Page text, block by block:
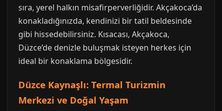
sıra, yerel halkın misafirperverliğidir. Akçakoca’da
konakladığınızda, kendinizi bir tatil beldesinde
gibi hissedebilirsiniz. Kısacası, Akçakoca,
Düzce’de denizle buluşmak isteyen herkes için
ideal bir konaklama bölgesidir.
Düzce Kaynaşlı: Termal Turizmin
Merkezi ve Doğal Yaşam